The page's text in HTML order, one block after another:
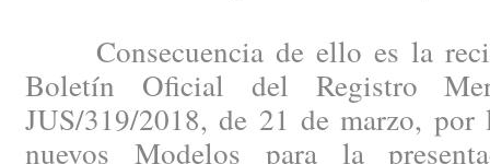
Consecuencia de ello es la
Boletín Oficial del Registro
JUS/319/2018, de 21 de marzo, por
nuevos Modelos para la